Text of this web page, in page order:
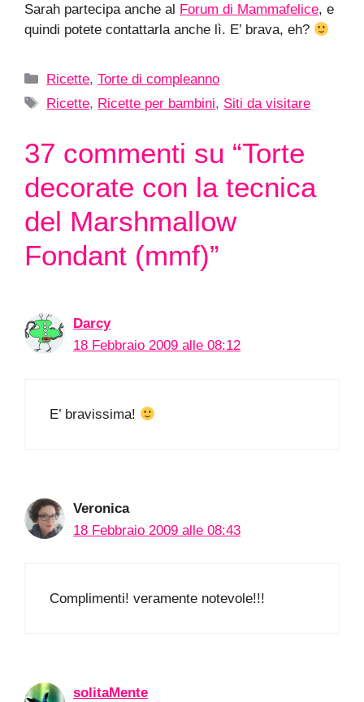
Sarah partecipa anche al Forum di Mammafelice, e
quindi potete contattarla anche lì. E’ brava, eh?
Categorie
Ricette,Torte di compleanno
Tag
Ricette, Ricette per bambini, Siti da visitare
37 commenti su “Torte
decorate con la tecnica
del Marshmallow
Fondant (mmf)”
Darcy
18 Febbraio 2009 alle 08:12
E’ bravissima!
Veronica
18 Febbraio 2009 alle 08:43
Complimenti! veramente notevole!!!
solitaMente